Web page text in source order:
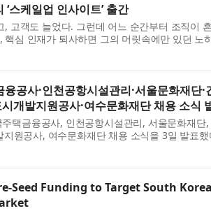
스케일업 인사이트’ 출간
, 고객도 늘었다. 그런데 어느 순간부터 조직이
핵심 인재가 퇴사하면 그의 머릿속에만 있던 노
로 폭발적 성장을 이...
공사·인천공항시설관리·서울문화재단
개발지원공사·여수문화재단 채용 소식
택금융공사, 인천공항시설관리, 서울문화재
지원공사, 여수문화재단 채용 소식을 3일 발표
한다. 채용 분야는 대졸수준(...
Seed Funding to Target South